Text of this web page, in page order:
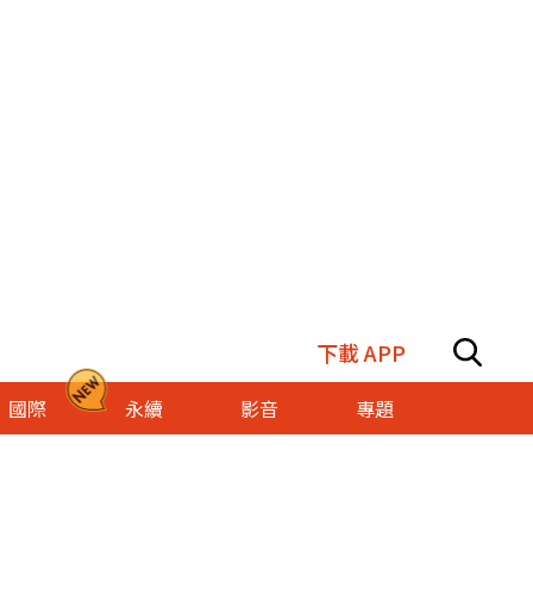
下載 APP
國際 永續 影音 專題